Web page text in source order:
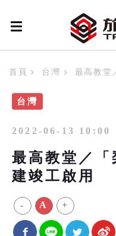
首頁 台灣 最高教堂
台灣
2022-06-13 10:00
最高教堂／
建竣工啟用
- A +